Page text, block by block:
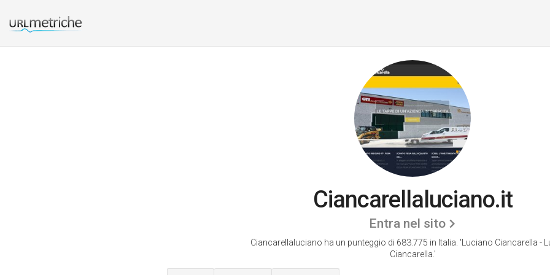
Ciancarellaluciano.it
Entra nel sito
Ciancarellaluciano ha un punteggio di 683.775 in Italia. 'Luciano Ciancarella -
Ciancarella.'